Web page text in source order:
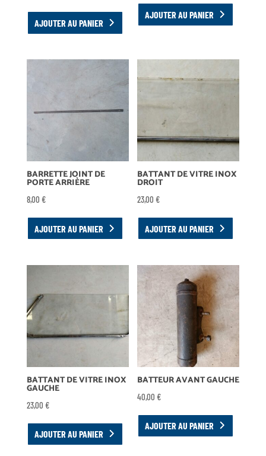
AJOUTER AU PANIER
AJOUTER AU PANIER
BARRETTE JOINT DE
PORTE ARRIÈRE
8,00 €
AJOUTER AU PANIER
BATTANT DE VITRE INOX
DROIT
23,00€
AJOUTER AU PANIER
BATTANT DE VITRE INOX
GAUCHE
23,00 €
AJOUTER AU PANIER
BATTEUR AVANT GAUCHE
40,00€
AJOUTER AU PANIER